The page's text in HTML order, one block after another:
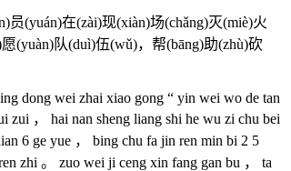
(yuán)在(zài)现(xiàn)场(chǎng)灭(miè)火
(yuàn)队(duì)伍(wǔ)，帮(bāng)助(zhù)砍
dong wei zhai xiao gong “ yin wei wo de tan
zui ， hai nan sheng liang shi he wu zi chu bei
6 ge yue ， bing chu fa jin ren min bi 2 5
zhi 。 zuo wei ji ceng xin fang gan bu ， ta